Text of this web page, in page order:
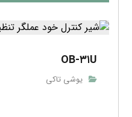
OB-۳۱U
یوشی تاکی